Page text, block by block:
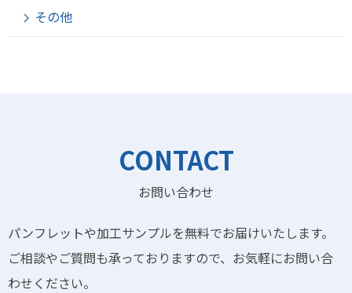
その他
CONTACT
お問い合わせ
パンフレットや加工サンプルを無料でお届けいたします。
ご相談やご質問も承っておりますので、お気軽にお問い合
わせください。